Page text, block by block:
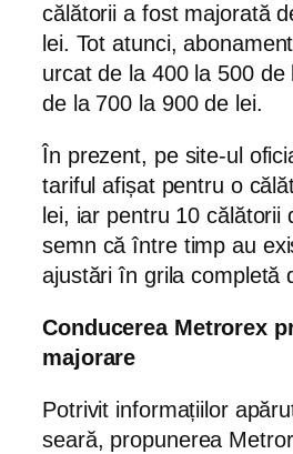
călătorii a fost majorată
lei. Tot atunci,
urcat de la 400 la 500 de
de la 700 la 900 de lei.
În prezent, pe site-ul
tariful afișat pentru o
lei, iar pentru 10 călătorii
semn că între timp au
ajustări în grila completă
Conducerea Metrorex
majorare
Potrivit informațiilor
seară, propunerea